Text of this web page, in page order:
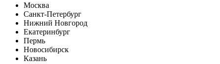
Москва
Санкт-Петербург
Нижний Новгород
Екатеринбург
Пермь
Новосибирск
Казань